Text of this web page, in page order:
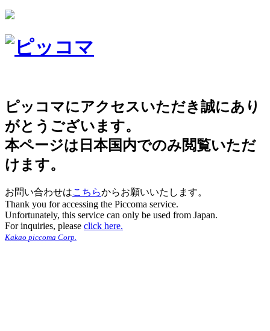
ピッコマにアクセスいただき誠にあり
がとうございます。
本ページは日本国内でのみ閲覧いただ
けます。
お問い合わせはこちらからお願いいたします。
Thank you for accessing the Piccoma service.
Unfortunately, this service can only be used from Japan.
For inquiries, please click here.
Kakao piccoma Corp.